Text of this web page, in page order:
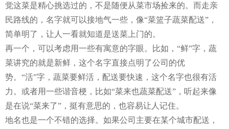
觉这菜是精心挑选过的，不是随便从菜市场捡来的。而走亲
民路线的，名字就可以接地气一些，像“菜篮子蔬菜配送”，
简单明了，让人一看就知道是送菜上门的。
再一个，可以考虑用一些有寓意的字眼。比如，“鲜”字，蔬
菜讲究的就是新鲜，这个名字直接点明了公司的优
势。“活”字，蔬菜要鲜活，配送要快速，这个名字也很有活
力。或者用一些谐音梗，比如“菜来也蔬菜配送”，听起来像
是在说“菜来了”，挺有意思的，也容易让人记住。
地名也是一个不错的选择。如果公司主要在某个城市配送，